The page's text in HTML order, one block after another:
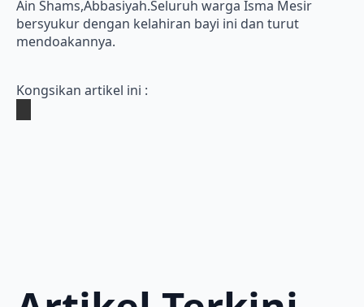
Ain Shams,Abbasiyah.Seluruh warga Isma Mesir
bersyukur dengan kelahiran bayi ini dan turut
mendoakannya.
Kongsikan artikel ini :